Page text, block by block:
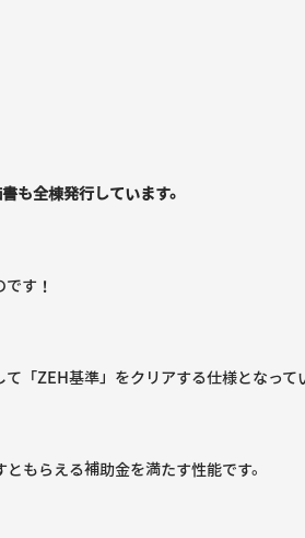
も全棟発行しています。
す！
「ZEH基準」をクリアする仕様となって
もらえる補助金を満たす性能です。